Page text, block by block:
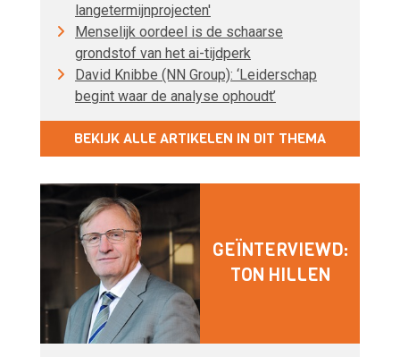
langetermijnprojecten'
Menselijk oordeel is de schaarse
grondstof van het ai-tijdperk
David Knibbe (NN Group): ‘Leiderschap
begint waar de analyse ophoudt’
BEKIJK ALLE ARTIKELEN IN DIT THEMA
GEÏNTERVIEWD:
TON HILLEN